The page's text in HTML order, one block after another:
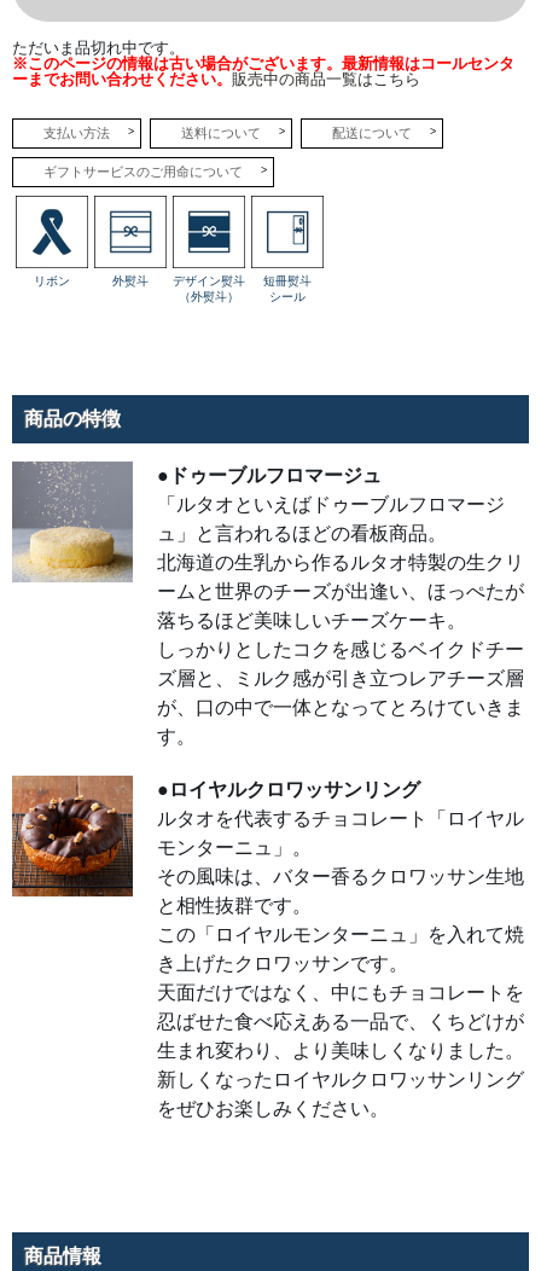
層
と、
ミル
ク感
が引
き立
アチ
ーズ
層
が、
口の
中で
一体
とな
って
けて
いき
ロワッ
サンリ
ング
ルタオ
を代表
するチ
ョコレ
ート
「ロイ
ヤルモ
ンター
ニ
ュ」。
ヤルモ
ンター
ニュ」
を入れ
て焼き
上げた
クロワ
ッサン
です。
なった
ロイヤ
ルクロ
ただいま品切れ中です。
※このページの情報は古い場合がございます。最新情報はコールセンタ
ーまでお問い合わせください。 販売中の商品一覧はこちら
支払い方法 送料について 配送について
ギフトサービスのご用命について
リボン 外熨斗
デザイン熨斗
（外熨斗）
短冊熨斗
シール
商品の特徴
●ドゥーブルフロマージュ
「ルタオといえばドゥーブルフロマージ
ュ」と言われるほどの看板商品。
北海道の生乳から作るルタオ特製の生クリ
ームと世界のチーズが出逢い、ほっぺたが
落ちるほど美味しいチーズケーキ。
しっかりとしたコクを感じるベイクドチー
ズ層と、ミルク感が引き立つレアチーズ層
が、口の中で一体となってとろけていきま
す。
●ロイヤルクロワッサンリング
ルタオを代表するチョコレート「ロイヤル
モンターニュ」。
その風味は、バター香るクロワッサン生地
と相性抜群です。
この「ロイヤルモンターニュ」を入れて焼
き上げたクロワッサンです。
天面だけではなく、中にもチョコレートを
忍ばせた食べ応えある一品で、くちどけが
生まれ変わり、より美味しくなりました。
新しくなったロイヤルクロワッサンリング
をぜひお楽しみください。
商品情報